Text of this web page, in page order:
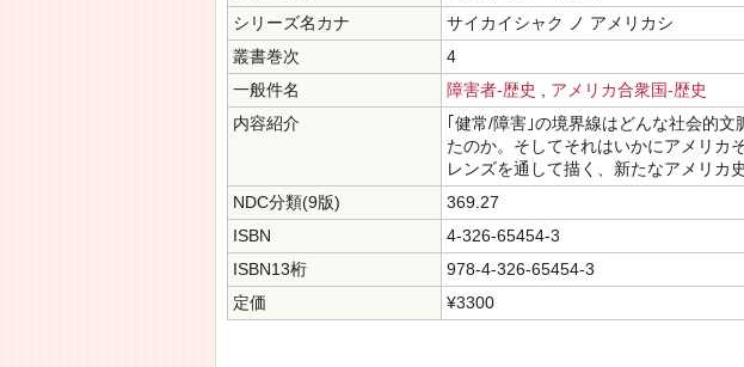
シリーズ名カナ
サイカイシャク ノ アメリカシ
叢書巻次
4
一般件名
障害者-歴史
アメリカ合衆国-歴史
内容紹介
｢健常/障害｣の境界線はどんな社会的
たのか。そしてそれはいかにアメリカ
レンズを通して描く、新たなアメリカ史
NDC分類(9版)
369.27
ISBN
4-326-65454-3
ISBN13桁
978-4-326-65454-3
定価
¥3300